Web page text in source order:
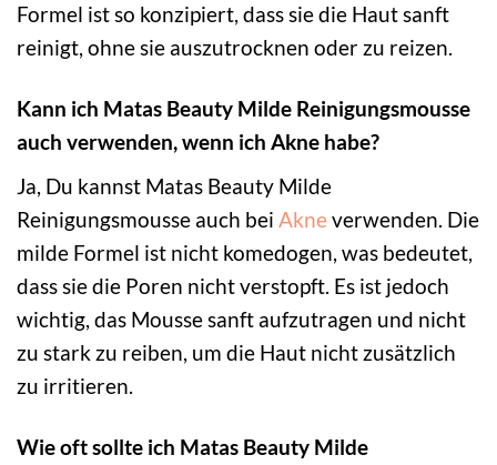
Formel ist so konzipiert, dass sie die Haut sanft
reinigt, ohne sie auszutrocknen oder zu reizen.
Kann ich Matas Beauty Milde Reinigungsmousse
auch verwenden, wenn ich Akne habe?
Ja, Du kannst Matas Beauty Milde
Reinigungsmousse auch bei Akneverwenden. Die
milde Formel ist nicht komedogen, was bedeutet,
dass sie die Poren nicht verstopft. Es ist jedoch
wichtig, das Mousse sanft aufzutragen und nicht
zu stark zu reiben, um die Haut nicht zusätzlich
zu irritieren.
Wie oft sollte ich Matas Beauty Milde